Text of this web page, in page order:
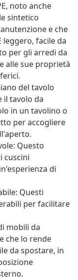
noto anche
sintetico
e che
leggero, facile da
per gli arredi da
alle sue proprietà
del tavolo
il tavolo da
in un tavolino o
per accogliere
Questo
cuscini
di
Questi
per facilitare
mobili da
che lo rende
da spostare, in